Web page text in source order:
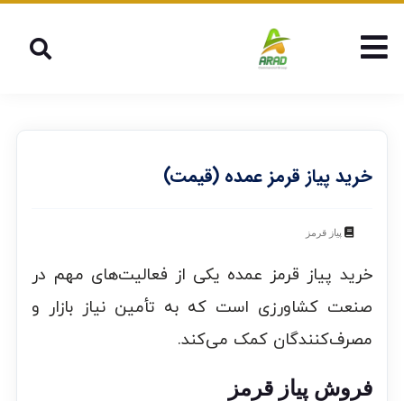
خرید پیاز قرمز عمده (قیمت)
پیاز قرمز
خرید پیاز قرمز عمده یکی از فعالیت‌های مهم در
صنعت کشاورزی است که به تأمین نیاز بازار و
مصرف‌کنندگان کمک می‌کند.
فروش پیاز قرمز